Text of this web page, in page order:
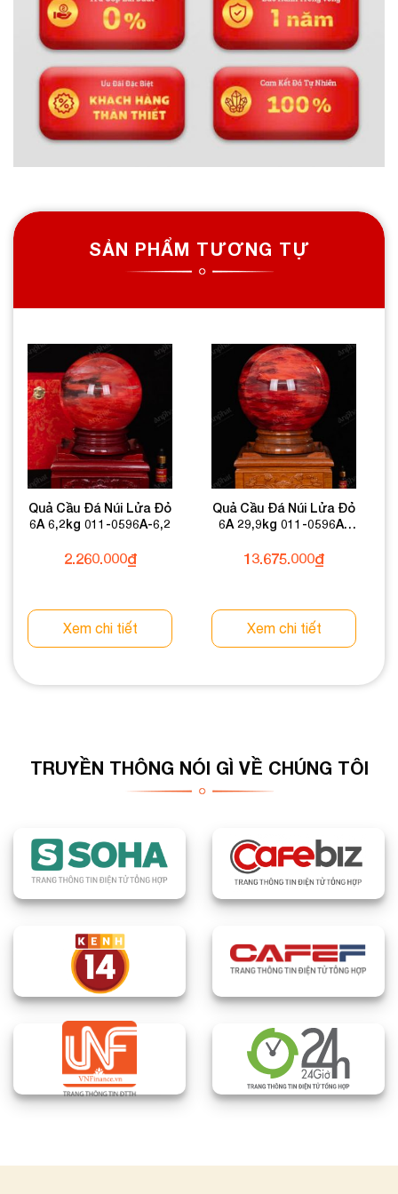
SẢN PHẨM TƯƠNG TỰ
Quả Cầu Đá Núi Lửa Đỏ
6A 6,2kg 011-0596A-6,2
2.260.000₫
Xem chi tiết
Quả Cầu Đá Núi Lửa Đỏ
6A 29,9kg 011-0596A-
13.675.000₫
Xem chi tiết
TRUYỀN THÔNG NÓI GÌ VỀ CHÚNG TÔI